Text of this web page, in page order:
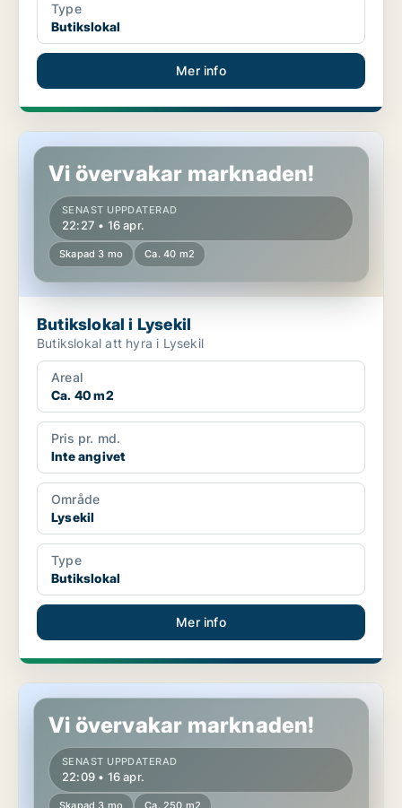
Type
Butikslokal
Mer info
Butikslokal i Lysekil
Vi övervakar marknaden!
SENAST UPPDATERAD
22:27 • 16 apr.
Skapad 3 mo Ca. 40 m2
Butikslokal i Lysekil
Butikslokal att hyra i Lysekil
Areal
Ca. 40 m2
Pris pr. md.
Inte angivet
Område
Lysekil
Type
Butikslokal
Mer info
Butikslokal i Lysekil
Vi övervakar marknaden!
SENAST UPPDATERAD
22:09 • 16 apr.
Skapad 3 mo Ca. 250 m2